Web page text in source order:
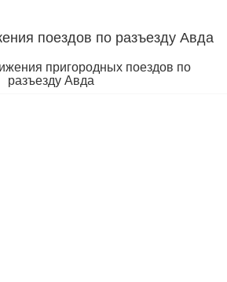
поездов по разъезду Авда
пригородных поездов по
разъезду Авда